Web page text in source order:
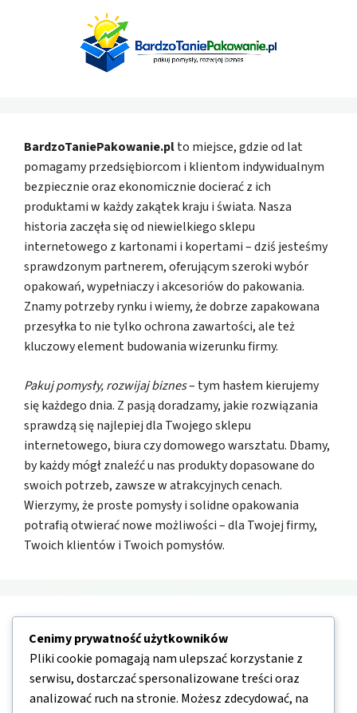
BardzoTaniePakowanie.plto miejsce, gdzie od lat
pomagamy przedsiębiorcom i klientom indywidualnym
bezpiecznie oraz ekonomicznie docierać z ich
produktami w każdy zakątek kraju i świata. Nasza
historia zaczęła się od niewielkiego sklepu
internetowego z kartonami i kopertami – dziś jesteśmy
sprawdzonym partnerem, oferującym szeroki wybór
opakowań, wypełniaczy i akcesoriów do pakowania.
Znamy potrzeby rynku i wiemy, że dobrze zapakowana
przesyłka to nie tylko ochrona zawartości, ale też
kluczowy element budowania wizerunku firmy.
Pakuj pomysły, rozwijaj biznes– tym hasłem kierujemy
się każdego dnia. Z pasją doradzamy, jakie rozwiązania
sprawdzą się najlepiej dla Twojego sklepu
internetowego, biura czy domowego warsztatu. Dbamy,
by każdy mógł znaleźć u nas produkty dopasowane do
swoich potrzeb, zawsze w atrakcyjnych cenach.
Wierzymy, że proste pomysły i solidne opakowania
potrafią otwierać nowe możliwości – dla Twojej firmy,
Twoich klientów i Twoich pomysłów.
Nawigacja
O nas
Kontakt
Cenimy prywatność użytkowników
Pliki cookie pomagają nam ulepszać korzystanie z
serwisu, dostarczać spersonalizowane treści oraz
analizować ruch na stronie. Możesz zdecydować, na